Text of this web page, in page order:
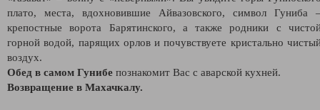
плато, места, вдохновившие Айвазовского, символ Гуниба
крепостные ворота Барятинского, а также родники с
горной водой, парящих орлов и почувствуете кристально
воздух.
Обед в самом Гунибе познакомит Вас с аварской кухней.
Возвращение в Махачкалу.